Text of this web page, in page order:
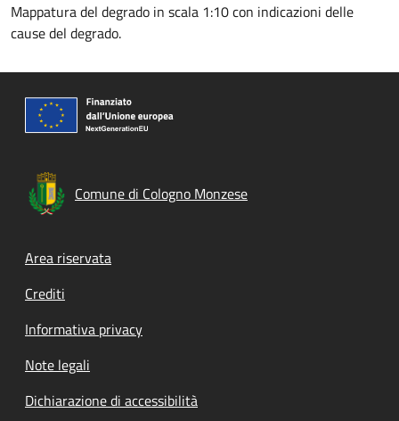
Mappatura del degrado in scala 1:10 con indicazioni delle
cause del degrado.
Comune di Cologno Monzese
Footer menu
Area riservata
Crediti
Informativa privacy
Note legali
Dichiarazione di accessibilità